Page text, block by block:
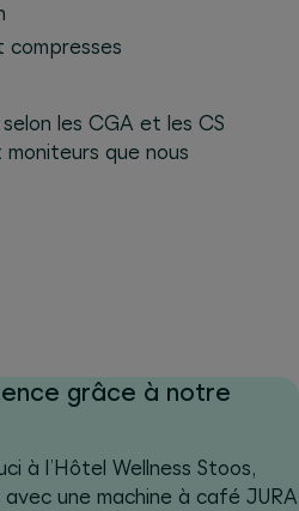
les CGA et les CS
que nous
grâce à notre
à l’Hôtel Wellness Stoos,
une machine à café JURA